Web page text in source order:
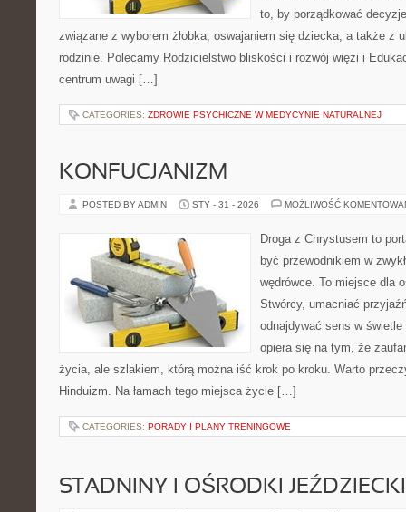
to, by porządkować
związane z wyborem żłobka, oswajaniem się dziecka, a także z
rodzinie. Polecamy Rodzicielstwo bliskości i rozwój więzi i
centrum uwagi […]
CATEGORIES: ZDROWIE PSYCHICZNE W MEDYCYNIE NATURALNEJ
KONFUCJANIZM
POSTED BY ADMIN STY - 31 - 2026 MOŻLIWOŚĆ
Droga z Chrystusem to
być przewodnikiem w
wędrówce. To miejsce dla
Stwórcy, umacniać
odnajdywać sens w świetle
opiera się na tym, że
życia, ale szlakiem, którą można iść krok po kroku. Warto
Hinduizm. Na łamach tego miejsca życie […]
CATEGORIES: PORADY I PLANY TRENINGOWE
STADNINY I OŚRODKI